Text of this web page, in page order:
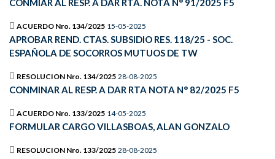
CONMIAR AL RESP. A DAR RTA. NOTA N° 91/2025 F5
ACUERDO Nro. 134/2025 15-05-2025
APROBAR REND. CTAS. SUBSIDIO RES. 118/25 - SOC.
ESPAÑOLA DE SOCORROS MUTUOS DE TW
RESOLUCION Nro. 134/2025 28-08-2025
CONMINAR AL RESP. A DAR RTA NOTA N° 82/2025 F5
ACUERDO Nro. 133/2025 14-05-2025
FORMULAR CARGO VILLASBOAS, ALAN GONZALO
RESOLUCION Nro. 133/2025 28-08-2025